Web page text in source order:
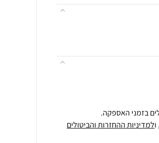
בזמני האספקה.
, ולמדיניות ההחזרות והביטולים